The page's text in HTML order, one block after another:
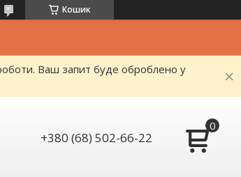
Кошик
Ваш запит буде оброблено у
+380 (68) 502-66-22